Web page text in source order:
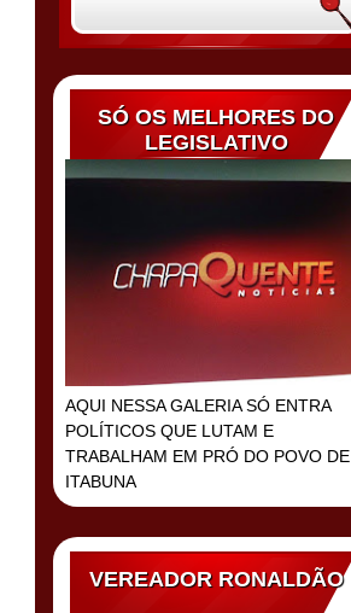
SÓ OS MELHORES DO
LEGISLATIVO
AQUI NESSA GALERIA SÓ ENTRA
POLÍTICOS QUE LUTAM E
TRABALHAM EM PRÓ DO POVO DE
ITABUNA
VEREADOR RONALDÃO